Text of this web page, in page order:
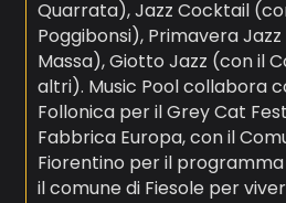
Quarrata), Jazz Cocktail
Poggibonsi), Primavera
Massa), Giotto Jazz (con il
altri). Music Pool collabora
Follonica per il Grey Cat
Fabbrica Europa, con il
Fiorentino per il programma
il comune di Fiesole per